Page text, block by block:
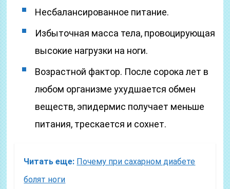
Несбалансированное питание.
Избыточная масса тела, провоцирующая
высокие нагрузки на ноги.
Возрастной фактор. После сорока лет в
любом организме ухудшается обмен
веществ, эпидермис получает меньше
питания, трескается и сохнет.
Читать еще: Почему при сахарном диабете
болят ноги